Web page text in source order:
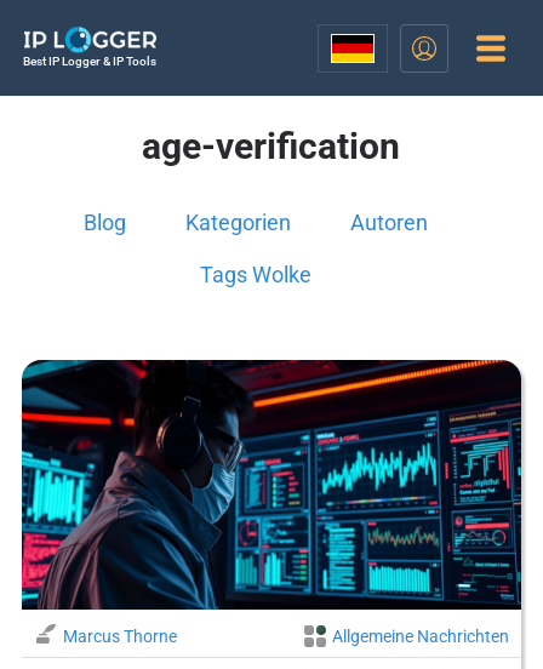
Best IP Logger & IP Tools
age-verification
Blog Kategorien Autoren
Tags Wolke
Marcus Thorne Allgemeine Nachrichten